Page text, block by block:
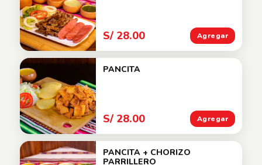
S/ 28.00 Agregar
PANCITA
S/ 28.00 Agregar
PANCITA + CHORIZO
PARRILLERO